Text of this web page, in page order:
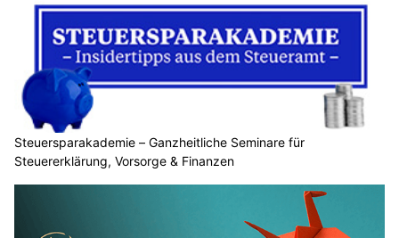
Steuersparakademie – Ganzheitliche Seminare für
Steuererklärung, Vorsorge & Finanzen